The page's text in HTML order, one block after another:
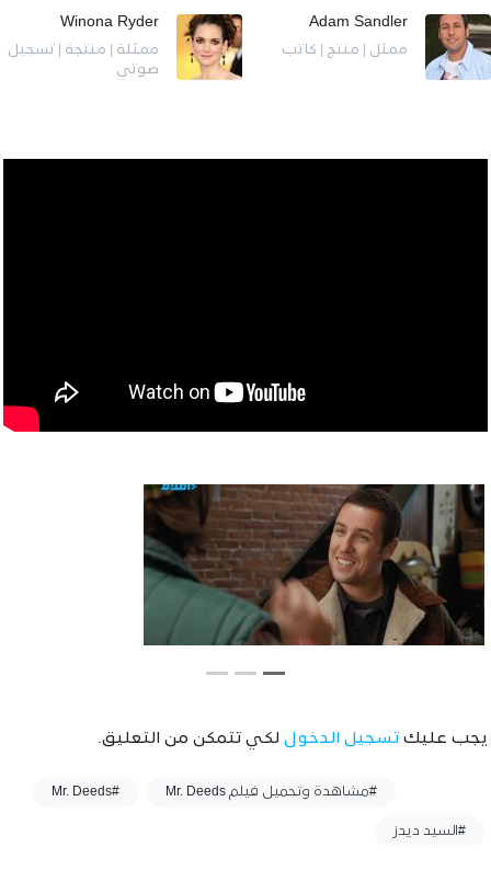
Adam Sandler
ممثل | منتج | كاتب
Winona Ryder
ممثلة | منتجة | تسجيل
صوتي
يجب عليك تسجيل الدخول لكي تتمكن من التعليق.
#مشاهدة وتحميل فيلم Mr. Deeds #Mr. Deeds
#السيد ديدز